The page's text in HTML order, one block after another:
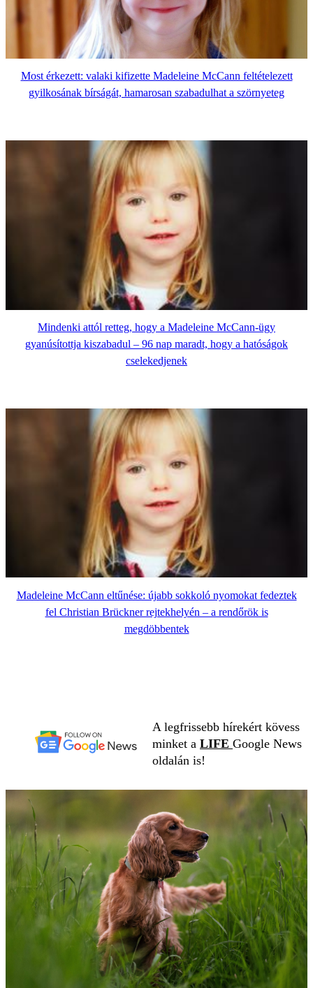
Most érkezett: valaki kifizette Madeleine McCann feltételezett
gyilkosának bírságát, hamarosan szabadulhat a szörnyeteg
Mindenki attól retteg, hogy a Madeleine McCann-ügy
gyanúsítottja kiszabadul – 96 nap maradt, hogy a hatóságok
cselekedjenek
Madeleine McCann eltűnése: újabb sokkoló nyomokat fedeztek
fel Christian Brückner rejtekhelyén – a rendőrök is
megdöbbentek
A legfrissebb hírekért kövess
minket a LIFE Google News
oldalán is!